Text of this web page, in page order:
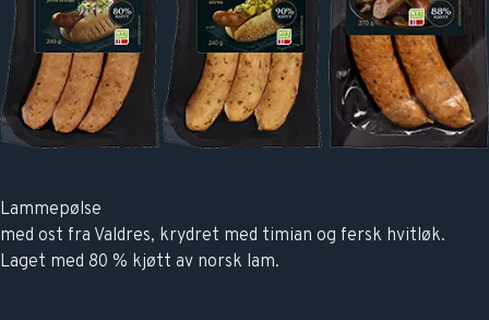
Lammepølse
med ost fra Valdres, krydret med timian og fersk hvitløk.
Laget med 80 % kjøtt av norsk lam.